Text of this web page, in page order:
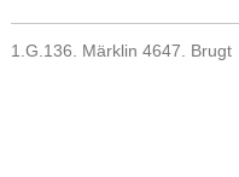
1.G.136. Märklin 4647. Brugt